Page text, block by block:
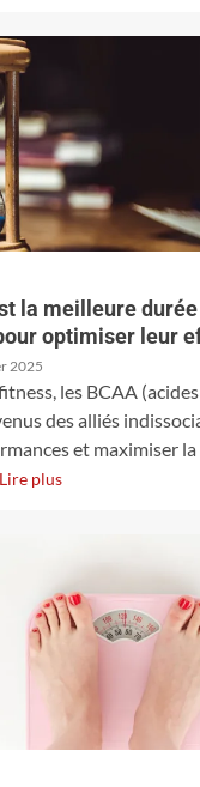
la meilleure
optimiser leur
2025
les BCAA
des alliés
et maximiser
Lire plus